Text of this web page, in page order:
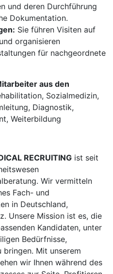
und deren Durchführung
Dokumentation.
Sie führen Visiten auf
organisieren
für nachgeordnete
aus den
Sozialmedizin,
Diagnostik,
Weiterbildung
RECRUITING ist seit
Wir vermitteln
Fach- und
in Deutschland,
Unsere Mission ist es, die
Kandidaten, unter
Bedürfnisse,
Mit unserem
wir Ihnen während des